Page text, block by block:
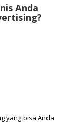
Anda
yang bisa Anda